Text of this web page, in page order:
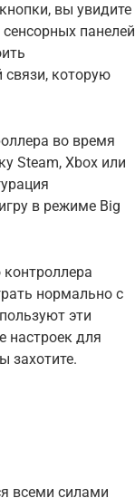
вы увидите
панелей
связи, которую
во время
Steam, Xbox или
в режиме Big
нормально с
эти
настроек для
захотите.
всеми силами